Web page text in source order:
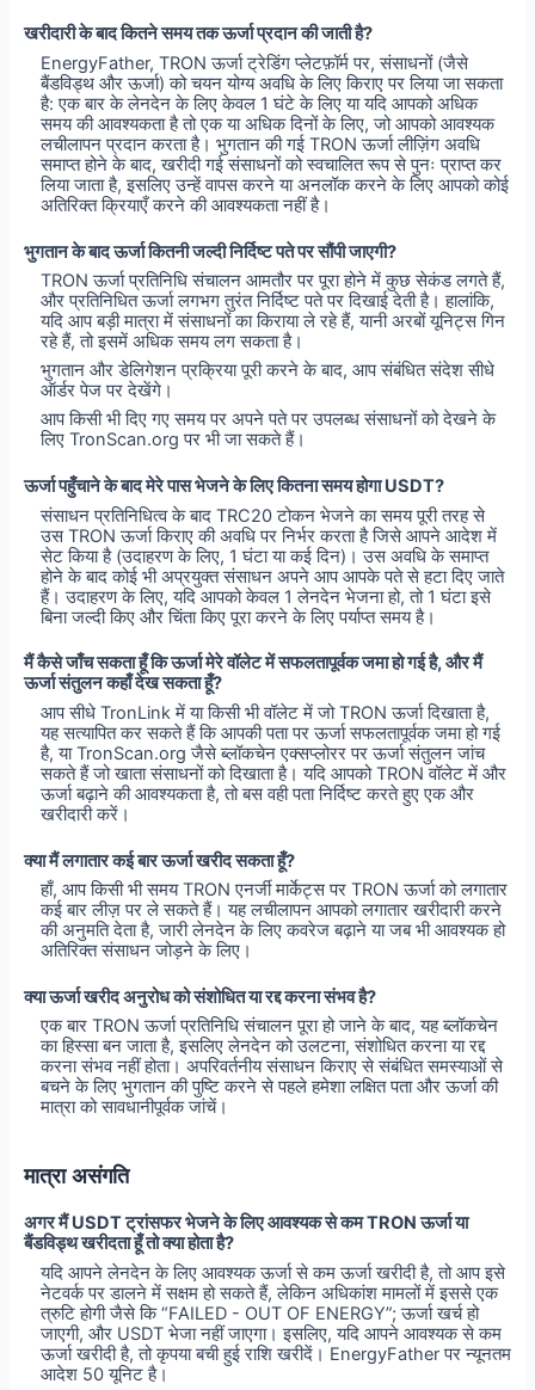
खरीदारी के बाद कितने समय तक ऊर्जा प्रदान की जाती है?
EnergyFather, TRON ऊर्जा ट्रेडिंग प्लेटफ़ॉर्म पर, संसाधनों (जैसे
बैंडविड्थ और ऊर्जा) को चयन योग्य अवधि के लिए किराए पर लिया जा सकता
है: एक बार के लेनदेन के लिए केवल 1 घंटे के लिए या यदि आपको अधिक
समय की आवश्यकता है तो एक या अधिक दिनों के लिए, जो आपको आवश्यक
लचीलापन प्रदान करता है। भुगतान की गई TRON ऊर्जा लीज़िंग अवधि
समाप्त होने के बाद, खरीदी गई संसाधनों को स्वचालित रूप से पुनः प्राप्त कर
लिया जाता है, इसलिए उन्हें वापस करने या अनलॉक करने के लिए आपको कोई
अतिरिक्त क्रियाएँ करने की आवश्यकता नहीं है।
भुगतान के बाद ऊर्जा कितनी जल्दी निर्दिष्ट पते पर सौंपी जाएगी?
TRON ऊर्जा प्रतिनिधि संचालन आमतौर पर पूरा होने में कुछ सेकंड लगते हैं,
और प्रतिनिधित ऊर्जा लगभग तुरंत निर्दिष्ट पते पर दिखाई देती है। हालांकि,
यदि आप बड़ी मात्रा में संसाधनों का किराया ले रहे हैं, यानी अरबों यूनिट्स गिन
रहे हैं, तो इसमें अधिक समय लग सकता है।
भुगतान और डेलिगेशन प्रक्रिया पूरी करने के बाद, आप संबंधित संदेश सीधे
ऑर्डर पेज पर देखेंगे।
आप किसी भी दिए गए समय पर अपने पते पर उपलब्ध संसाधनों को देखने के
लिए TronScan.org पर भी जा सकते हैं।
ऊर्जा पहुँचाने के बाद मेरे पास भेजने के लिए कितना समय होगा USDT?
संसाधन प्रतिनिधित्व के बाद TRC20 टोकन भेजने का समय पूरी तरह से
उस TRON ऊर्जा किराए की अवधि पर निर्भर करता है जिसे आपने आदेश में
सेट किया है (उदाहरण के लिए, 1 घंटा या कई दिन)। उस अवधि के समाप्त
होने के बाद कोई भी अप्रयुक्त संसाधन अपने आप आपके पते से हटा दिए जाते
हैं। उदाहरण के लिए, यदि आपको केवल 1 लेनदेन भेजना हो, तो 1 घंटा इसे
बिना जल्दी किए और चिंता किए पूरा करने के लिए पर्याप्त समय है।
मैं कैसे जाँच सकता हूँ कि ऊर्जा मेरे वॉलेट में सफलतापूर्वक जमा हो गई है, और मैं
ऊर्जा संतुलन कहाँ देख सकता हूँ?
आप सीधे TronLink में या किसी भी वॉलेट में जो TRON ऊर्जा दिखाता है,
यह सत्यापित कर सकते हैं कि आपकी पता पर ऊर्जा सफलतापूर्वक जमा हो गई
है, या TronScan.org जैसे ब्लॉकचेन एक्सप्लोरर पर ऊर्जा संतुलन जांच
सकते हैं जो खाता संसाधनों को दिखाता है। यदि आपको TRON वॉलेट में और
ऊर्जा बढ़ाने की आवश्यकता है, तो बस वही पता निर्दिष्ट करते हुए एक और
खरीदारी करें।
क्या मैं लगातार कई बार ऊर्जा खरीद सकता हूँ?
हाँ, आप किसी भी समय TRON एनर्जी मार्केट्स पर TRON ऊर्जा को लगातार
कई बार लीज़ पर ले सकते हैं। यह लचीलापन आपको लगातार खरीदारी करने
की अनुमति देता है, जारी लेनदेन के लिए कवरेज बढ़ाने या जब भी आवश्यक हो
अतिरिक्त संसाधन जोड़ने के लिए।
क्या ऊर्जा खरीद अनुरोध को संशोधित या रद्द करना संभव है?
एक बार TRON ऊर्जा प्रतिनिधि संचालन पूरा हो जाने के बाद, यह ब्लॉकचेन
का हिस्सा बन जाता है, इसलिए लेनदेन को उलटना, संशोधित करना या रद्द
करना संभव नहीं होता। अपरिवर्तनीय संसाधन किराए से संबंधित समस्याओं से
बचने के लिए भुगतान की पुष्टि करने से पहले हमेशा लक्षित पता और ऊर्जा की
मात्रा को सावधानीपूर्वक जांचें।
मात्रा असंगति
अगर मैं USDT ट्रांसफर भेजने के लिए आवश्यक से कम TRON ऊर्जा या
बैंडविड्थ खरीदता हूँ तो क्या होता है?
यदि आपने लेनदेन के लिए आवश्यक ऊर्जा से कम ऊर्जा खरीदी है, तो आप इसे
नेटवर्क पर डालने में सक्षम हो सकते हैं, लेकिन अधिकांश मामलों में इससे एक
त्रुटि होगी जैसे कि “FAILED - OUT OF ENERGY”; ऊर्जा खर्च हो
जाएगी, और USDT भेजा नहीं जाएगा। इसलिए, यदि आपने आवश्यक से कम
ऊर्जा खरीदी है, तो कृपया बची हुई राशि खरीदें। EnergyFather पर न्यूनतम
आदेश 50 यूनिट है।